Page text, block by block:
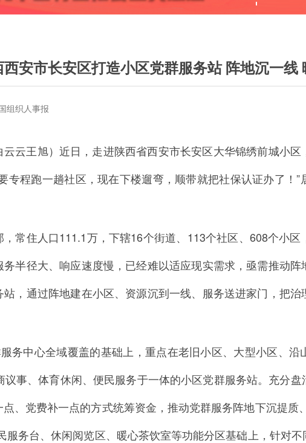
西安市长安区打造小区党群服务站 阵地沉一线
组织人事报
云王旭）近日，走进陕西省西安市长安区大华锦绣前城小
专程跑一趟社区，现在下楼遛弯，顺带就把社保认证办了！
常住人口111.1万，下辖16个街道、113个社区、608个小
半径大、响应速度慢，已经难以适应现实需求，亟需推动
，通过阵地建在小区、资源沉到一线、服务送进家门，把
务中心全域覆盖的基础上，重点在老旧小区、大型小区、沿
事、体育休闲、便民服务于一体的小区党群服务站。充分盘
、党费补一点的方式统筹资金，推动党群服务阵地下沉提质
服务台、休闲阅览区、暖心茶饮室等功能分区基础上，针对